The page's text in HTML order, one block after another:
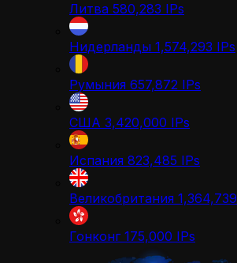
Литва 580,283 IPs
Нидерланды 1,574,293 IPs
Румыния 657,872 IPs
США 3,420,000 IPs
Испания 823,485 IPs
Великобритания 1,364,739
Гонконг 175,000 IPs